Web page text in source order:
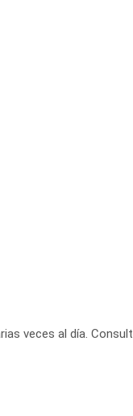
veces al día.